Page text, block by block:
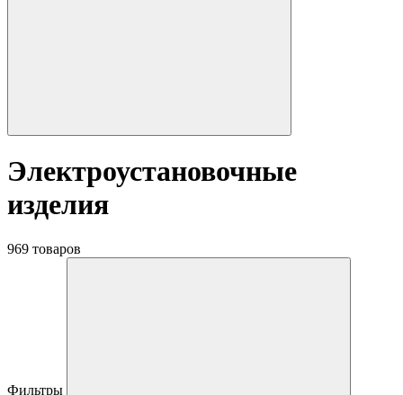
Электроустановочные
изделия
969 товаров
Фильтры